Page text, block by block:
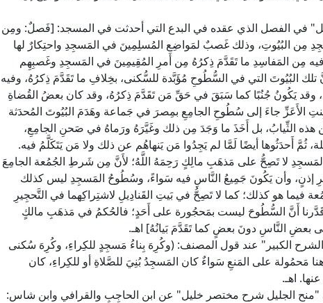
في الفصل الذي عقده في البدع التي أحدثت في المسجد: [فَصلٌ: ومِن
مِن البُيُوتِ، وذلك غَصبٌ لمَواضِع المُسلِمِينَ في المَسجِدِ واحتِكارٌ لها
مِن المَفاسِدِ ما تَقَدَّمَ ذِكرُهُ مِن أَمرِ المُقِيمِينَ في المَسجِدِ وغَصبِهِم
تلك البُيُوتَ التي في السُّطُوحِ مُؤَبَّدة للسُّكنى، بخِلافِ ما تَقَدَّمَ ذِكرُهُ، وفيه
وقد يَكُونُ جُنُبًا كما سَبَقَ في حَقِّ مَن تَقَدَّمَ ذِكرُهُ، وقد كان بعضُ القُضاةِ
الأَعَزِّ جاءَ إلى سُطُوحِ الجامِعِ بمِصرَ في جَماعة وهَدَمَ البُيُوتَ المُحدَثة
هذه الثِّيابُ، بل أَخَذَ ما وَجَدَ مِن ذلك وغَيَّرَهُ ورَماهُ في صَحنِ الجامِعِ،
أَحدَثُوها أيضًا لَمَّا لم يَجِدُوا مَن يَنهاهُم عن ذلك ولا مَن يَتَكَلَّمُ فيه.
لا تَصِحُّ على مَذهَبِ مالِكٍ رَحِمَهُ اللَّهُ؛ لأَنَّ مِن شَرطِ الجُمُعة الجامِعَ
وأن يَكُونَ جَمِيعُ النَّاسِ فيه سَواءً، وسُطُوحُ المَسجِدِ ليس كذلك
فيما هو كذلك؛ كما لا تَصِحُّ في بَيتِ القَنادِيلِ لاشتِراكِهما في التَّحجِيرِ
أَنَّ السُّطُوحَ ليست بمَحجُورة على أَحَدٍ؛ فالحُكمُ في مَذهَبِ مالكٍ
بعضِ النَّاسِ دونَ بعضٍ كما تَقَدَّمَ بَيانُهُ] اهـ.
الكبير" عند قول المصنف: (وكُرِهَ بِناءُ مَسجِدٍ للكِراءِ، وكُرِهَ سُكنى
مَحمُولة على المَنعِ سَواءٌ كان المَسجِدُ بُنِيَ للصَّلاةِ أو للكِراءِ، كان
اهـ.
الجليل شرح مختصر خليل" عن ابن الحاجِبِ والقرافي وابن شاس: